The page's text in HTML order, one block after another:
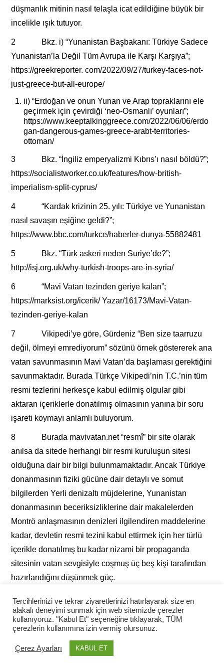
düşmanlık mitinin nasıl telaşla icat edildiğine büyük bir
incelikle ışık tutuyor.
2 Bkz. i) “Yunanistan Başbakanı: Türkiye Sadece
Yunanistan’la Değil Tüm Avrupa ile Karşı Karşıya”;
https://greekreporter. com/2022/09/27/turkey-faces-not-
just-greece-but-all-europe/
ii) “Erdoğan ve onun Yunan ve Arap topraklarını ele
geçirmek için çevirdiği ‘neo-Osmanlı’ oyunları”;
https://www.keeptalkinggreece.com/2022/06/06/erdo
gan-dangerous-games-greece-arabt-territories-
ottoman/
3 Bkz. “İngiliz emperyalizmi Kıbrıs’ı nasıl böldü?”;
https://socialistworker.co.uk/features/how-british-
imperialism-split-cyprus/
4 “Kardak krizinin 25. yılı: Türkiye ve Yunanistan
nasıl savaşın eşiğine geldi?”;
https://www.bbc.com/turkce/haberler-dunya-55882481
5 Bkz. “Türk askeri neden Suriye’de?”;
http://isj.org.uk/why-turkish-troops-are-in-syria/
6 “Mavi Vatan tezinden geriye kalan”;
https://marksist.org/icerik/ Yazar/16173/Mavi-Vatan-
tezinden-geriye-kalan
7 Vikipedi’ye göre, Gürdeniz “Ben size taarruzu
değil, ölmeyi emrediyorum” sözünü örnek göstererek ana
vatan savunmasının Mavi Vatan’da başlaması gerektiğini
savunmaktadır. Burada Türkçe Vikipedi’nin T.C.’nin tüm
resmi tezlerini herkesçe kabul edilmiş olgular gibi
aktaran içeriklerle donatılmış olmasının yanına bir soru
işareti koymayı anlamlı buluyorum.
8 Burada mavivatan.net “resmî” bir site olarak
anılsa da sitede herhangi bir resmi kuruluşun sitesi
olduğuna dair bir bilgi bulunmamaktadır. Ancak Türkiye
donanmasının fiziki gücüne dair detaylı ve somut
bilgilerden Yerli denizaltı müjdelerine, Yunanistan
donanmasının beceriksizliklerine dair makalelerden
Montrö anlaşmasının denizleri ilgilendiren maddelerine
kadar, devletin resmi tezini kabul ettirmek için her türlü
içerikle donatılmış bu kadar nizami bir propaganda
sitesinin vatan sevgisiyle coşmuş üç beş kişi tarafından
hazırlandığını düşünmek güç.
9 Bkz. “Doğu Akdeniz’de Enerji Denklemi”;
https://www.insightturkey.com/articles/the-energy-
equation-in-the-eastern-mediterranean
10 Bkz. “Doğu Akdeniz’deki Hidrokarbon
Rezervleri Türkiye’nin 572 Yıllık İhtiyacını Karşılıyor”;
Tercihlerinizi ve tekrar ziyaretlerinizi hatırlayarak size en
alakalı deneyimi sunmak için web sitemizde çerezler
kullanıyoruz. "Kabul Et" seçeneğine tıklayarak, TÜM
çerezlerin kullanımına izin vermiş olursunuz.
Çerez Ayarları KABUL ET